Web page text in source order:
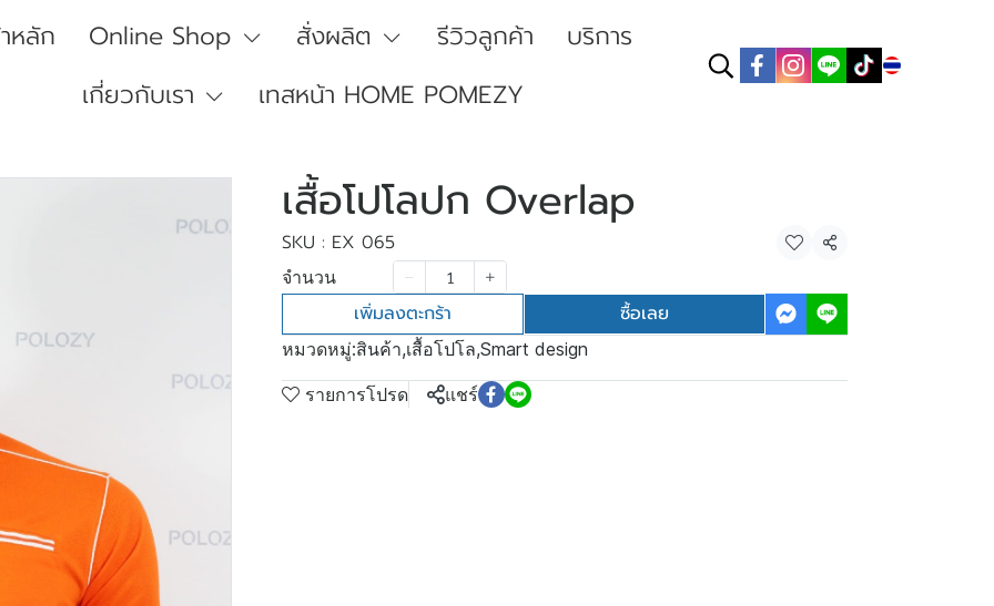
หลัก Online Shop สั่งผลิต รีวิวลูกค้า
บริการ
เกี่ยวกับเรา
เทสหน้า HOME POMEZY
เสื้อโปโลปก Overlap
SKU : EX 065 แชร์
จำนวน
เพิ่มลงตะกร้า ซื้อเลย
หมวดหมู่:สินค้า,เสื้อโปโล,Smart design
รายการโปรด แชร์